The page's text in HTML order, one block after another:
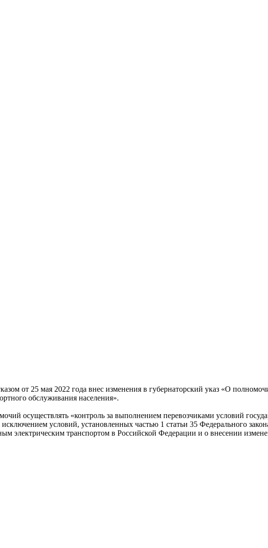
от 25 мая 2022 года внес изменения в губернаторский указ «О
обслуживания населения».
осуществлять «контроль за выполнением перевозчиками условий
условий, установленных частью 1 статьи 35 Федерального
электрическим транспортом в Российской Федерации и о внесении